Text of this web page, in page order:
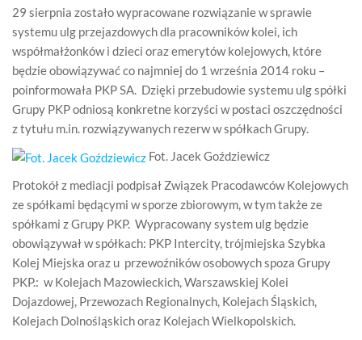
29 sierpnia zostało wypracowane rozwiązanie w sprawie
systemu ulg przejazdowych dla pracowników kolei, ich
współmałżonków i dzieci oraz emerytów kolejowych, które
będzie obowiązywać co najmniej do 1 września 2014 roku –
poinformowała PKP SA. Dzięki przebudowie systemu ulg spółki
Grupy PKP odniosą konkretne korzyści w postaci oszczędności
z tytułu m.in. rozwiązywanych rezerw w spółkach Grupy.
Fot. Jacek Goździewicz
Protokół z mediacji podpisał Związek Pracodawców Kolejowych
ze spółkami będącymi w sporze zbiorowym, w tym także ze
spółkami z Grupy PKP. Wypracowany system ulg będzie
obowiązywał w spółkach: PKP Intercity, trójmiejska Szybka
Kolej Miejska oraz u przewoźników osobowych spoza Grupy
PKP.: w Kolejach Mazowieckich, Warszawskiej Kolei
Dojazdowej, Przewozach Regionalnych, Kolejach Śląskich,
Kolejach Dolnośląskich oraz Kolejach Wielkopolskich.